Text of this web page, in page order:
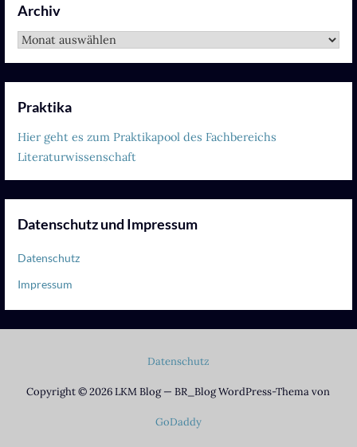
Archiv
Archiv
Praktika
Hier geht es zum Praktikapool des Fachbereichs
Literaturwissenschaft
Datenschutz und Impressum
Datenschutz
Impressum
Datenschutz
Copyright © 2026 LKM Blog — BR_Blog WordPress-Thema von
GoDaddy